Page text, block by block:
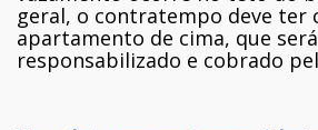
geral, o contratempo deve ter
apartamento de cima, que será
responsabilizado e cobrado